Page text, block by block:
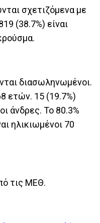
σχετιζόμενα με
(38.7%) είναι
διασωληνωμένοι.
ετών. 15 (19.7%)
άνδρες. Το 80.3%
ηλικιωμένοι 70
τις ΜΕΘ.